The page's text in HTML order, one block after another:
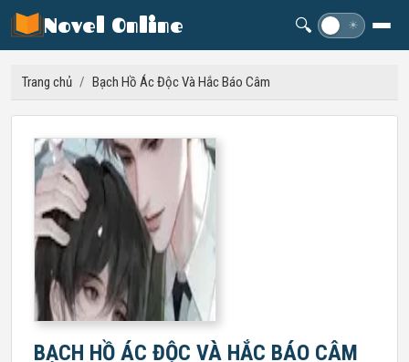
Novel Online 🔍 ☀
Trang chủ / Bạch Hồ Ác Độc Và Hắc Báo Câm
BẠCH HỒ ÁC ĐỘC VÀ HẮC BÁO CÂM